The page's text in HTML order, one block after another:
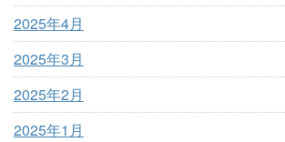
2025年4月
2025年3月
2025年2月
2025年1月